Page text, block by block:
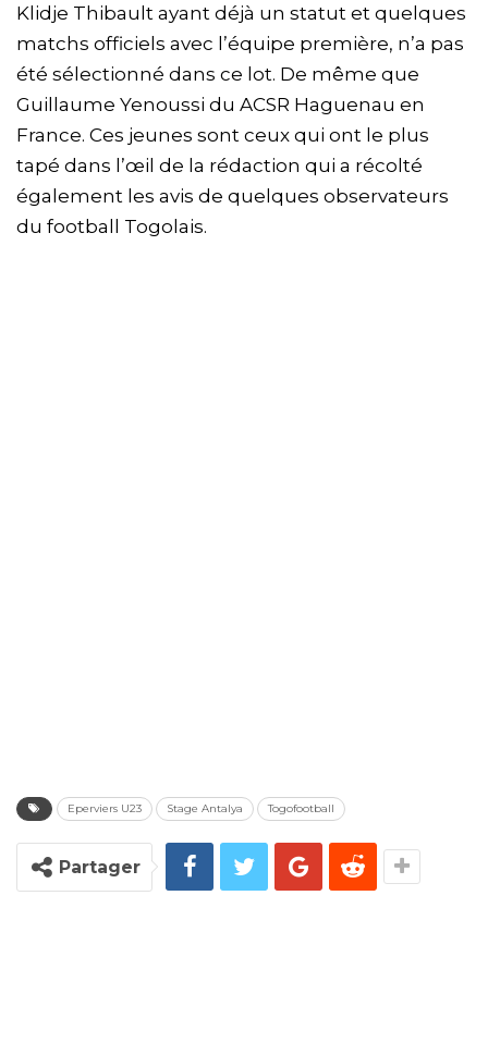
Klidje Thibault ayant déjà un statut et quelques
matchs officiels avec l’équipe première, n’a pas
été sélectionné dans ce lot. De même que
Guillaume Yenoussi du ACSR Haguenau en
France. Ces jeunes sont ceux qui ont le plus
tapé dans l’œil de la rédaction qui a récolté
également les avis de quelques observateurs
du football Togolais.
Eperviers U23 Stage Antalya Togofootball
Partager